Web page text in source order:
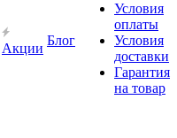
Акции
Блог
Условия
оплаты
Условия
доставки
Гарантия
на товар